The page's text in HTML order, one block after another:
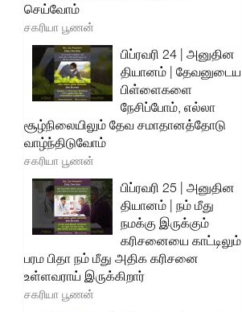
செய்வோம்
சகரியா பூணன்
பிப்ரவரி 24 | அனுதின
தியானம் | தேவனுடைய
பிள்ளைகளை
நேசிப்போம், எல்லா
சூழ்நிலையிலும் தேவ சமாதானத்தோடு
வாழ்ந்திடுவோம்
சகரியா பூணன்
பிப்ரவரி 25 | அனுதின
தியானம் | நம் மீது
நமக்கு இருக்கும்
கரிசனையை காட்டிலும்
பரம பிதா நம் மீது அதிக கரிசனை
உள்ளவராய் இருக்கிறார்
சகரியா பூணன்